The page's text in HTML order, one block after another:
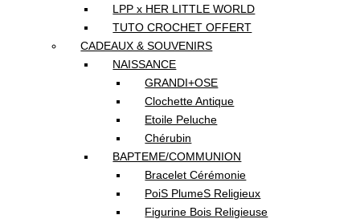
LPP x HER LITTLE WORLD
TUTO CROCHET OFFERT
CADEAUX & SOUVENIRS
NAISSANCE
GRANDI+OSE
Clochette Antique
Etoile Peluche
Chérubin
BAPTEME/COMMUNION
Bracelet Cérémonie
PoiS PlumeS Religieux
Figurine Bois Religieuse